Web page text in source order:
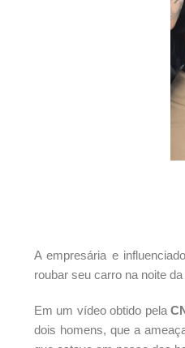
A empresária e
roubar seu carro na noite
Em um vídeo obtido pela
dois homens, que a